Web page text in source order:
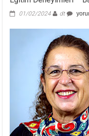
01/02/2024 dt
–
için